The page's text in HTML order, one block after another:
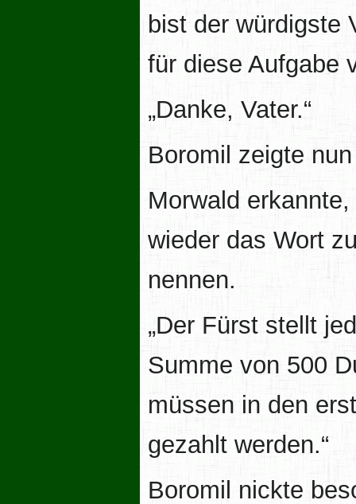
bist der würdigste
für diese Aufgabe
„Danke, Vater.“
Boromil zeigte
Morwald
wieder das Wort
nennen.
„Der Fürst stellt
Summe von 500
müssen in den
gezahlt werden.“
Boromil nickte